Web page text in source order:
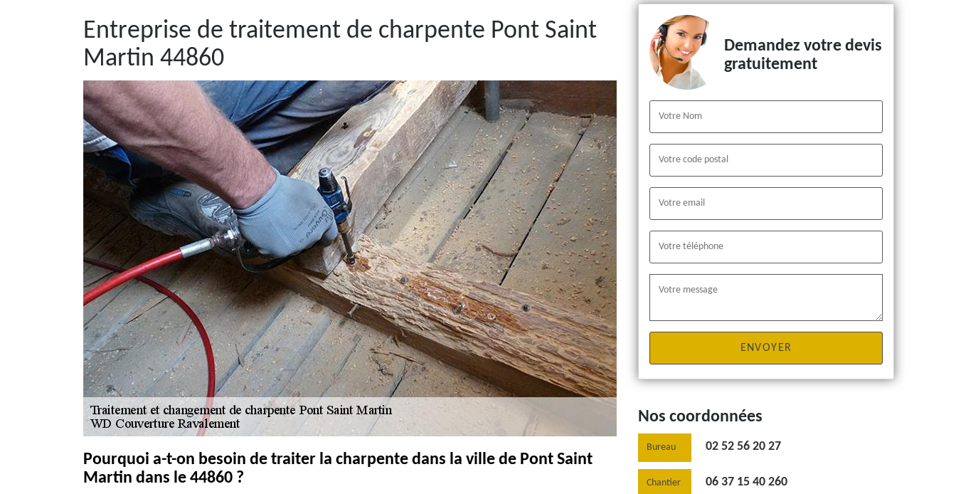
Entreprise de traitement de charpente Pont Saint
Martin 44860
Pourquoi a-t-on besoin de traiter la charpente dans la ville de Pont Saint
Martin dans le 44860 ?
Demandez votre devis
gratuitement
Nos coordonnées
Bureau 02 52 56 20 27
Chantier 06 37 15 40 260